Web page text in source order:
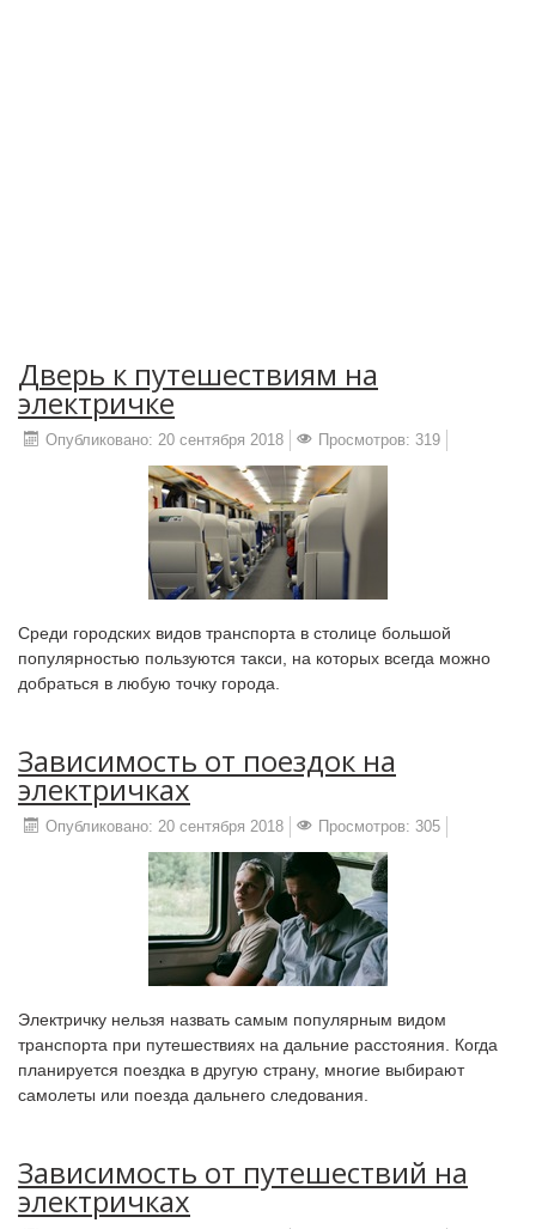
Дверь к путешествиям на
электричке
Опубликовано: 20 сентября 2018 Просмотров: 319
Среди городских видов транспорта в столице большой
популярностью пользуются такси, на которых всегда можно
добраться в любую точку города.
Зависимость от поездок на
электричках
Опубликовано: 20 сентября 2018 Просмотров: 305
Электричку нельзя назвать самым популярным видом
транспорта при путешествиях на дальние расстояния. Когда
планируется поездка в другую страну, многие выбирают
самолеты или поезда дальнего следования.
Зависимость от путешествий на
электричках